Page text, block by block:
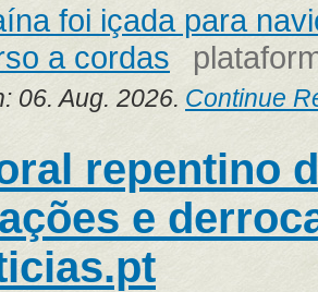
foi içada para
a cordas
06. Aug. 2026. Continue
repentino
e